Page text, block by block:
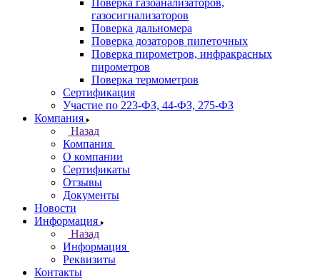
Поверка газоанализаторов,
газосигнализаторов
Поверка дальномера
Поверка дозаторов пипеточных
Поверка пирометров, инфракрасных
пирометров
Поверка термометров
Сертификация
Участие по 223-ФЗ, 44-ФЗ, 275-ФЗ
Компания
Назад
Компания
О компании
Сертификаты
Отзывы
Документы
Новости
Информация
Назад
Информация
Реквизиты
Контакты